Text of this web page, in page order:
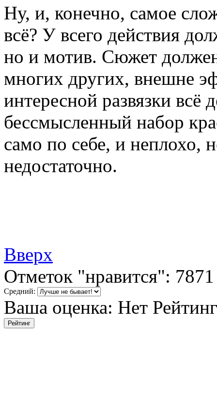
Ну, и, конечно, самое
всё? У всего действия
но и мотив. Сюжет
многих других, внешне
интересной развязки всё
бессмысленный набор
само по себе, и неплохо,
недостаточно.
Вверх
Отметок "нравится": 7871
Средний:
Ваша оценка: Нет